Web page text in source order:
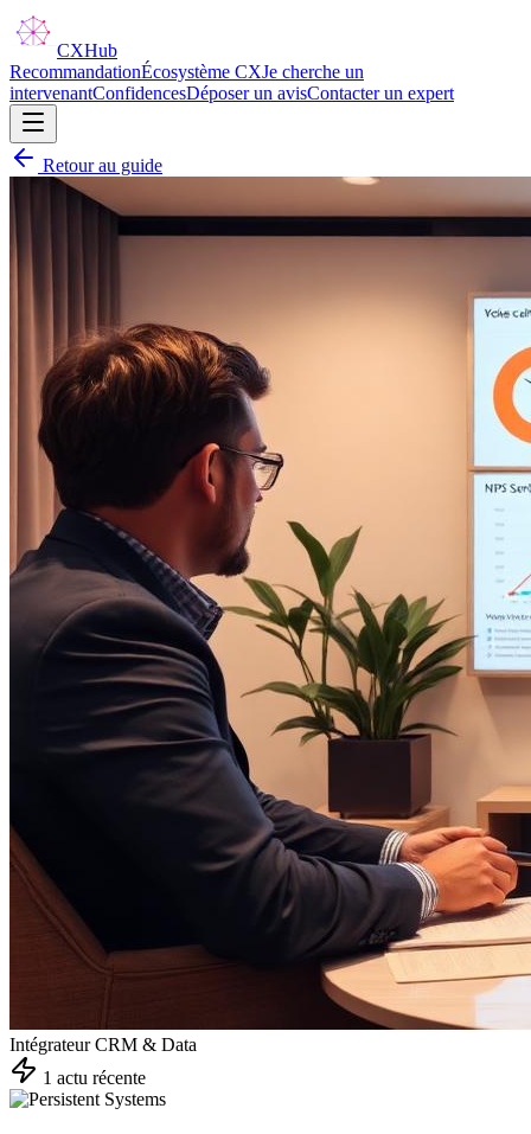
CXHub
RecommandationÉcosystème CXJe cherche un
intervenantConfidencesDéposer un avisContacter un expert
Retour au guide
Intégrateur CRM & Data
1 actu récente